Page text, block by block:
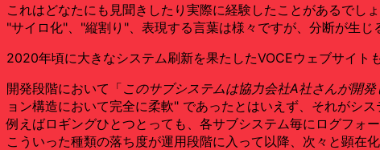
これはどなたにも見聞きしたり実際に経験したことがあるでしょ
"サイロ化"、"縦割り"、表現する言葉は様々ですが、分断が生
2020年頃に大きなシステム刷新を果たしたVOCEウェブサイト
開発段階において「このサブシステムは協力会社A社さんが開
ョン構造において完全に柔軟" であったとはいえず、それがシス
例えばロギングひとつとっても、各サブシステム毎にログフォ
こういった種類の落ち度が運用段階に入って以降、次々と顕在化